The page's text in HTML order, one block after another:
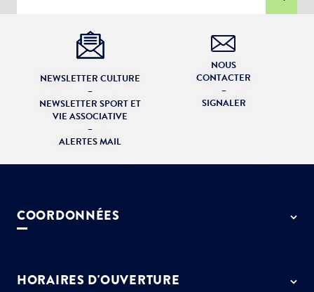
NEWSLETTER CULTURE
–
NEWSLETTER SPORT ET
VIE ASSOCIATIVE
–
ALERTES MAIL
NOUS
CONTACTER
–
SIGNALER
COORDONNÉES
01 64 13 55 55
HORAIRES D'OUVERTURE